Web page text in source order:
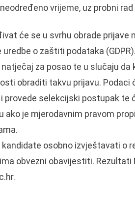
vrijeme, uz probni
će se u svrhu obrade prijave
o zaštiti podataka
za posao te u slučaju
obraditi takvu prijavu. Podaci
provede selekcijski postupak te
ako je mjerodavnim pravom
osobno izvještavati o
obvezni obavijestiti.